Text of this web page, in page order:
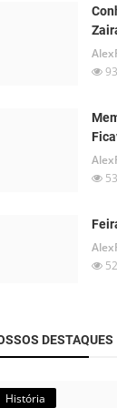
DESTAQUES
História